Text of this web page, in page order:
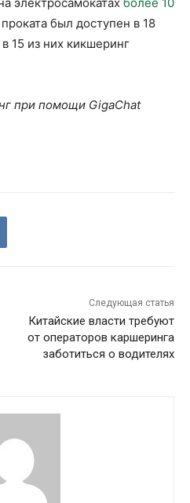
был доступен в 18
15 из них кикшеринг
при помощи GigaChat
Следующая статья
Китайские власти требуют
от операторов каршеринга
заботиться о водителях